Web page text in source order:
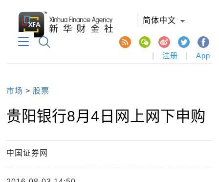
简体中文
注册 App
市场 > 股票
贵阳银行8月4日网上网下申购
中国证券网